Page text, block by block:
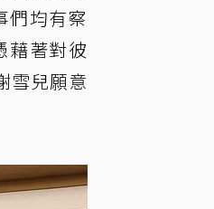
們均有察
藉著對彼
雪兒願意